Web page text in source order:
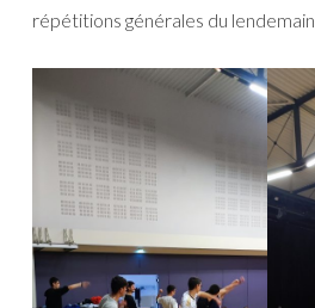
répétitions générales du lendemain.